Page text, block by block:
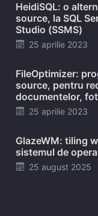
HeidiSQL: o
source, la SQL
Studio (SSMS)
Posted
25 aprilie 2023
FileOptimizer:
source, pentru
documentelor,
Posted
25 aprilie 2023
GlazeWM: tiling
sistemul de
Posted
25 august 2025